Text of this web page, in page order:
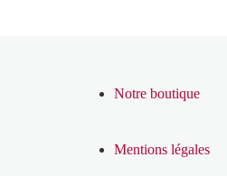
Notre boutique
Mentions légales